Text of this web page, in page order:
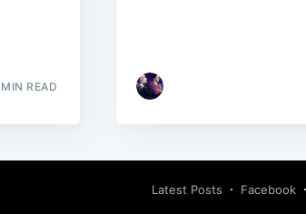
READ
Latest Posts Facebook